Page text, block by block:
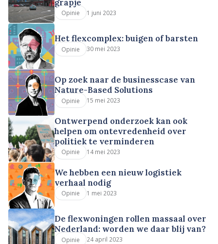
grapje
Opinie 1 juni 2023
Het flexcomplex: buigen of barsten
Opinie 30 mei 2023
Op zoek naar de businesscase van
Nature-Based Solutions
Opinie 15 mei 2023
Ontwerpend onderzoek kan ook
helpen om ontevredenheid over
politiek te verminderen
Opinie 14 mei 2023
We hebben een nieuw logistiek
verhaal nodig
Opinie 1 mei 2023
De flexwoningen rollen massaal over
Nederland: worden we daar blij van?
Opinie 24 april 2023